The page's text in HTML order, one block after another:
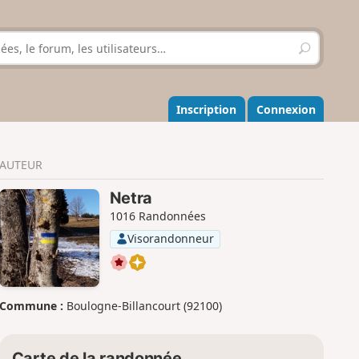
R
e
h
e
r
r
Inscription Connexion
AUTEUR
Netra
1016 Randonnées
Visorandonneur
Commune : Boulogne-Billancourt (92100)